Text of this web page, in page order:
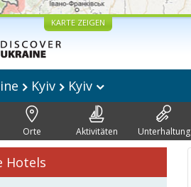
KARTE ZEIGEN
Kyiv Kyiv
Orte Aktivitäten Unterhaltung
Hotels